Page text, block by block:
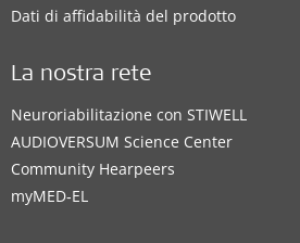
Dati di affidabilità del prodotto
La nostra rete
Neuroriabilitazione con STIWELL
AUDIOVERSUM Science Center
Community Hearpeers
myMED‑EL